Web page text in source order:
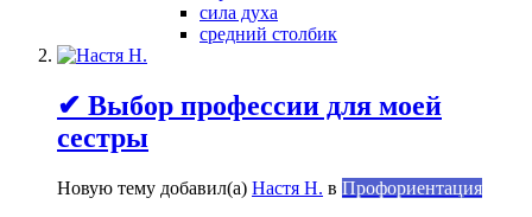
сила духа
средний столбик
✔ Выбор профессии для моей
сестры
Новую тему добавил(а) Настя Н. в Профориентация